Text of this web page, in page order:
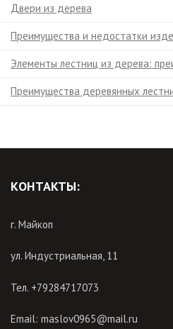
Двери из дерева
Преимущества и недостатки
Элементы лестниц из дерева:
Преимущества деревянных
КОНТАКТЫ:
г. Майкоп
ул. Индустриальная, 11
Тел. +79284717073
Email: maslov0965@mail.ru